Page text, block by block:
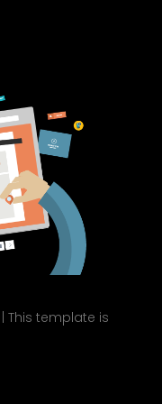
This template is